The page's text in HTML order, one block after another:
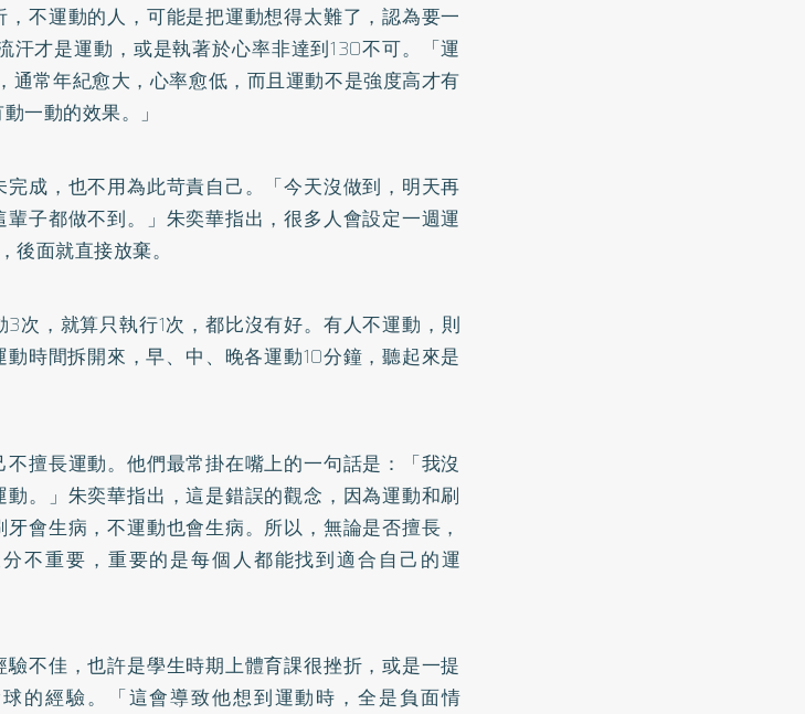
不運動的人，可能是把運動想得太難了，認為要一
汗才是運動，或是執著於心率非達到130不可。「運
通常年紀愈大，心率愈低，而且運動不是強度高才有
一動的效果。」
成，也不用為此苛責自己。「今天沒做到，明天再
子都做不到。」朱奕華指出，很多人會設定一週運
後面就直接放棄。
次，就算只執行1次，都比沒有好。有人不運動，則
時間拆開來，早、中、晚各運動10分鐘，聽起來是
擅長運動。他們最常掛在嘴上的一句話是：「我沒
。」朱奕華指出，這是錯誤的觀念，因為運動和刷
會生病，不運動也會生病。所以，無論是否擅長，
不重要，重要的是每個人都能找到適合自己的運
不佳，也許是學生時期上體育課很挫折，或是一提
的經驗。「這會導致他想到運動時，全是負面情